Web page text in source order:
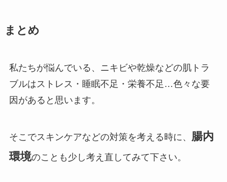
まとめ
私たちが悩んでいる、ニキビや乾燥などの肌トラ
ブルはストレス・睡眠不足・栄養不足…色々な要
因があると思います。
そこでスキンケアなどの対策を考える時に、 腸内
環境のことも少し考え直してみて下さい。